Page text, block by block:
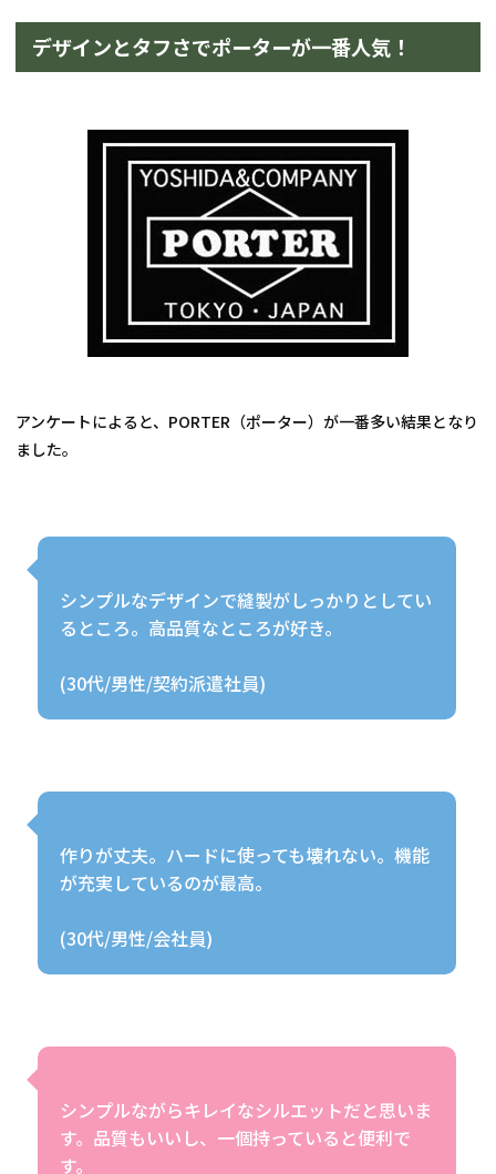
デザインとタフさでポーターが一番人気！
アンケートによると、PORTER（ポーター）が一番多い結果となり
ました。
シンプルなデザインで縫製がしっかりとしてい
るところ。高品質なところが好き。
作りが丈夫。ハードに使っても壊れない。機能
が充実しているのが最高。
シンプルながらキレイなシルエットだと思いま
す。品質もいいし、一個持っていると便利で
す。